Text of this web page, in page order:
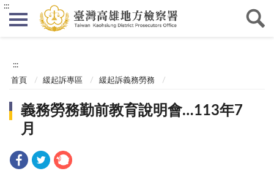
:::
:::
首頁 緩起訴專區 緩起訴義務勞務
義務勞務勤前教育說明會…113年7
月